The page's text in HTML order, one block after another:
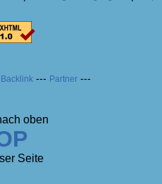
Backlink --- Partner ---
oben
Seite